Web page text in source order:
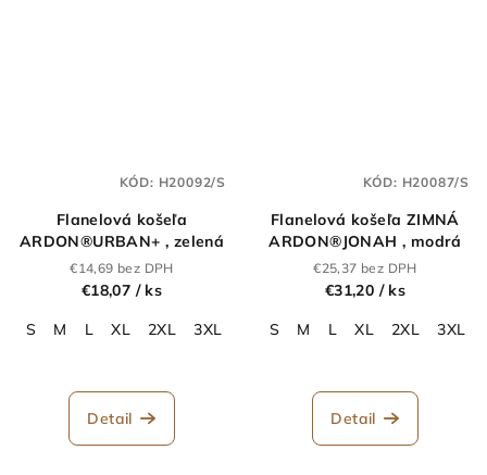
Flanelová košeľa
ARDON®URBAN+ , zelená
€14,69 bez DPH
€18,07 / ks
S
M L XL 2XL 3XL
Detail
KÓD: H20092/S
Flanelová košeľa ZIMNÁ
ARDON®JONAH , modrá
€25,37 bez DPH
€31,20 / ks
S
M L XL 2XL 3XL
Detail
KÓD: H20087/S